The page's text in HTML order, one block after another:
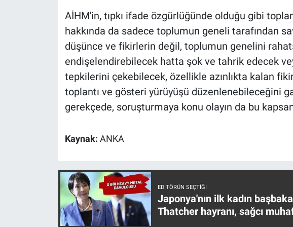
AİHM'in, tıpkı ifade özgürlüğünde olduğu gibi
hakkında da sadece toplumun geneli tarafından
düşünce ve fikirlerin değil, toplumun genelini
endişelendirebilecek hatta şok ve tahrik edecek
tepkilerini çekebilecek, özellikle azınlıkta kalan
toplantı ve gösteri yürüyüşü düzenlenebileceğini
gerekçede, soruşturmaya konu olayın da bu
Kaynak: ANKA
EDITÖRÜN SEÇTIĞI
Japonya'nın ilk kadın
Thatcher hayranı, sağcı
Yerel Yaşam
Canlı Yayın